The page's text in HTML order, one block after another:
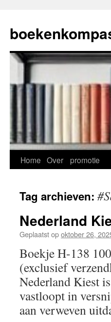
de
inhoud
Home Over promotie
Tag archieven:
Nederland
Geplaatst opoktober 26,
Boekje H-138
(exclusief
Nederland Kiest
vastloopt in
aan verweven